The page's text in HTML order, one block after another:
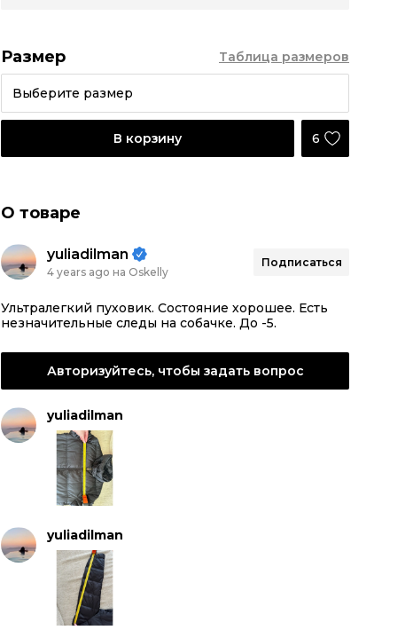
Размер
Выберите размер
Таблица размеров
В корзину 6
О товаре
yuliadilman
4 years ago на Oskelly
Подписаться
Ультралегкий пуховик. Состояние хорошее. Есть
незначительные следы на собачке. До -5.
Авторизуйтесь, чтобы задать вопрос
yuliadilman
yuliadilman